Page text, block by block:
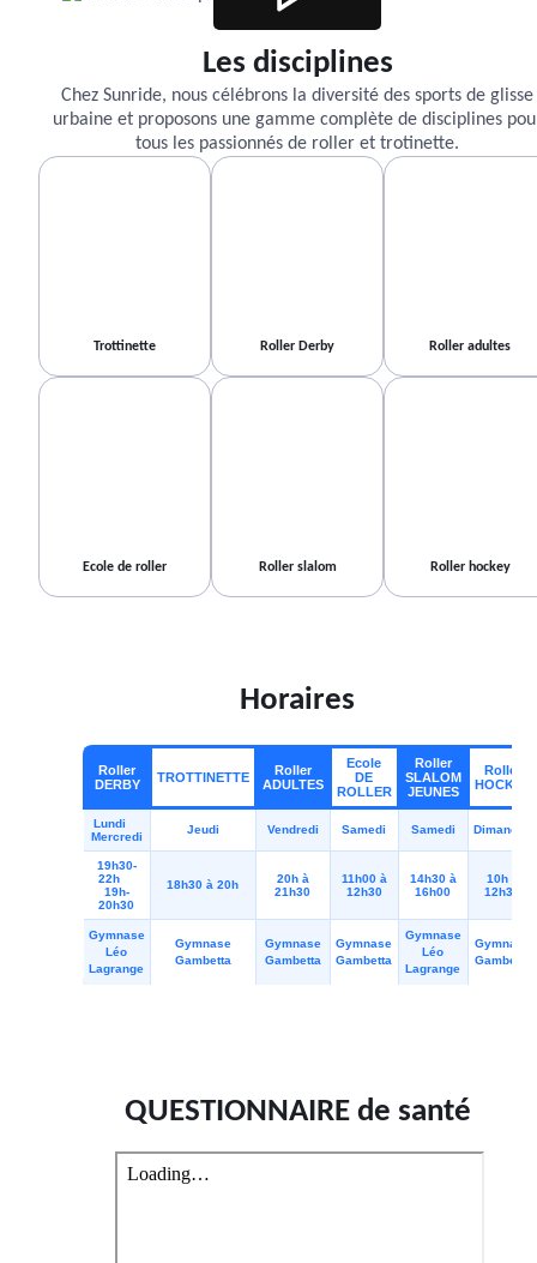
Les disciplines
Chez Sunride, nous célébrons la diversité des sports de glisse
urbaine et proposons une gamme complète de disciplines
tous les passionnés de roller et trotinette.
Trottinette Roller Derby Roller adultes
Ecole de roller Roller slalom Roller hockey
Horaires
Roller
DERBY
TROTTINETTE
Roller
ADULTES
Ecole
DE
ROLLER
Roller
SLALOM
JEUNES
Roller
HOCKEY
Lundi
Mercredi
Jeudi Vendredi Samedi Samedi Dimanche
19h30-
22h
19h-
20h30
18h30 à 20h
20h à
21h30
11h00 à
12h30
14h30 à
16h00
10h à
12h30
Gymnase
Léo
Lagrange
Gymnase
Gambetta
Gymnase
Gambetta
Gymnase
Gambetta
Gymnase
Léo
Lagrange
Gymnase
Gambetta
QUESTIONNAIRE de santé